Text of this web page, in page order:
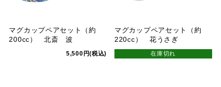
マグカップペアセット（約
200cc） 北斎 波
5,500円(税込)
マグカップペアセット（約
220cc） 花うさぎ
在庫切れ